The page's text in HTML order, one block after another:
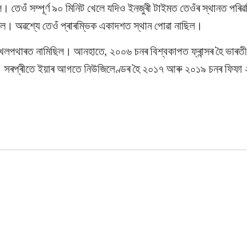
তেওঁ সম্পূর্ণ ৯০ মিনিট খেলে যদিও ইনজুৰী টাইমত তেওঁৰ স্থানত
অৱশ্যে তেওঁ প্ৰাৰম্ভিক একাদশত স্থান পোৱা নাছিল।
নামিছিল। আনহাতে, ২০০৬ চনৰ বিশ্বকাপত ফ্ৰান্সৰ হৈ
সৰপ্ৰীতে ইয়াৰ আগতে নিউজিলেণ্ডৰ হৈ ২০১৭ আৰু ২০১৯ চনৰ